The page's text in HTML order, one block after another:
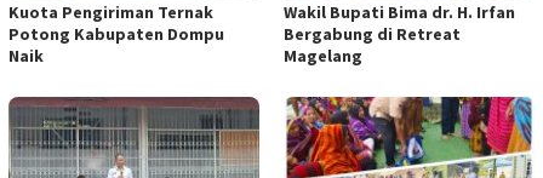
Kuota Pengiriman Ternak
Potong Kabupaten Dompu
Naik
Wakil Bupati Bima dr. H. Irfan
Bergabung di Retreat
Magelang